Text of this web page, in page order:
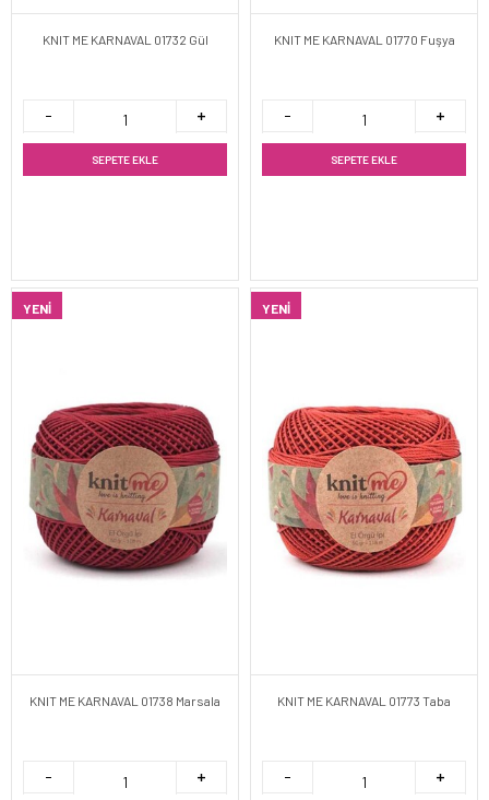
KNIT ME KARNAVAL 01732 Gül
SEPETE EKLE
KNIT ME KARNAVAL 01770 Fuşya
SEPETE EKLE
YENI
KNIT ME KARNAVAL 01738 Marsala
YENI
KNIT ME KARNAVAL 01773 Taba